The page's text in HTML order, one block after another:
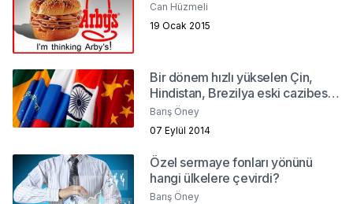
Can Hüzmeli
19 Ocak 2015
Bir dönem hızlı yükselen Çin,
Hindistan, Brezilya eski cazibesini
yitiriyor mu?
Barış Öney
07 Eylül 2014
Özel sermaye fonları yönünü
hangi ülkelere çevirdi?
Barış Öney